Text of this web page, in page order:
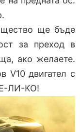
ще бъде
за преход в
ако желаете.
V10 двигател с
ЛИ-КО!